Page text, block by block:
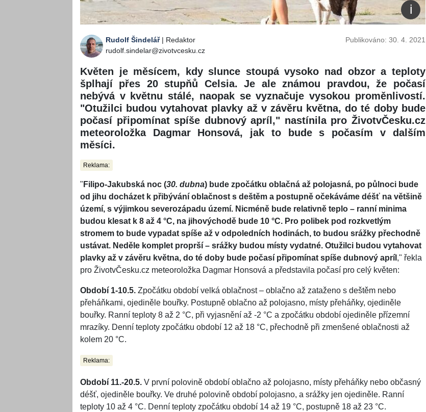
Rudolf Šindelář| Redaktor
rudolf.sindelar@zivotvcesku.cz
Publikováno: 30. 4. 2021
Květen je měsícem, kdy slunce stoupá vysoko nad obzor a teploty
šplhají přes 20 stupňů Celsia. Je ale známou pravdou, že počasí
nebývá v květnu stálé, naopak se vyznačuje vysokou proměnlivostí.
"Otužilci budou vytahovat plavky až v závěru května, do té doby bude
počasí připomínat spíše dubnový apríl," nastínila pro ŽivotvČesku.cz
meteoroložka Dagmar Honsová, jak to bude s počasím v dalším
měsíci.
Reklama:
" Filipo-Jakubská noc (30. dubna) bude zpočátku oblačná až polojasná, po půlnoci bude
od jihu docházet k přibývání oblačnost s deštěm a postupně očekáváme déšť na většině
území, s výjimkou severozápadu území. Nicméně bude relativně teplo – ranní minima
budou klesat k 8 až 4 °C, na jihovýchodě bude 10 °C. Pro polibek pod rozkvetlým
stromem to bude vypadat spíše až v odpoledních hodinách, to budou srážky přechodně
ustávat. Neděle komplet proprší – srážky budou místy vydatné. Otužilci budou vytahovat
plavky až v závěru května, do té doby bude počasí připomínat spíše dubnový apríl ," řekla
pro ŽivotvČesku.cz meteoroložka Dagmar Honsová a představila počasí pro celý květen:
Období 1-10.5. Zpočátku období velká oblačnost – oblačno až zataženo s deštěm nebo
přeháňkami, ojediněle bouřky. Postupně oblačno až polojasno, místy přeháňky, ojediněle
bouřky. Ranní teploty 8 až 2 °C, při vyjasnění až -2 °C a zpočátku období ojediněle přízemní
mrazíky. Denní teploty zpočátku období 12 až 18 °C, přechodně při zmenšené oblačnosti až
kolem 20 °C.
Reklama:
Období 11.-20.5. V první polovině období oblačno až polojasno, místy přeháňky nebo občasný
déšť, ojediněle bouřky. Ve druhé polovině období polojasno, a srážky jen ojediněle. Ranní
teploty 10 až 4 °C. Denní teploty zpočátku období 14 až 19 °C, postupně 18 až 23 °C.